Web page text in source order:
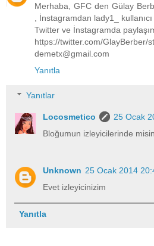
Merhaba, GFC den Gülay
, İnstagramdan lady1_
Twitter ve İnstagramda
https://twitter.com/GlayBerber/
demetx@gmail.com
Yanıtla
Yanıtlar
Locosmetico
25 Ocak
Bloğumun izleyicilerinde
Unknown 25 Ocak 2014
Evet izleyicinizim
Yanıtla